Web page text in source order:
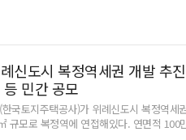
발표한 지 채 1년도 되지 않아 공장 신설을
, 바이오 업계는 연내 공장 착공도 차질 없
'송도 Ki20블록 롯데바이오로직스 공장시
예정인 공장 1개 동과 이를 위한 지원시
경제자유구역 내 공장을 비롯한 각종 시
통과해야 건축 심의 신청 등 후속 절차를
상정토지매매 협의 내달까지 완료후속 절
스는 공장 신설을 위한 행정 절차와 별개
체결할 예정이다. 롯데가 공장을 짓는 송도
신도시 복정역세권 개발 추
등 민간 공모
한국토지주택공사)가 위례신도시 복정역세
규모로 복정역에 연접해있다. 연면적 100